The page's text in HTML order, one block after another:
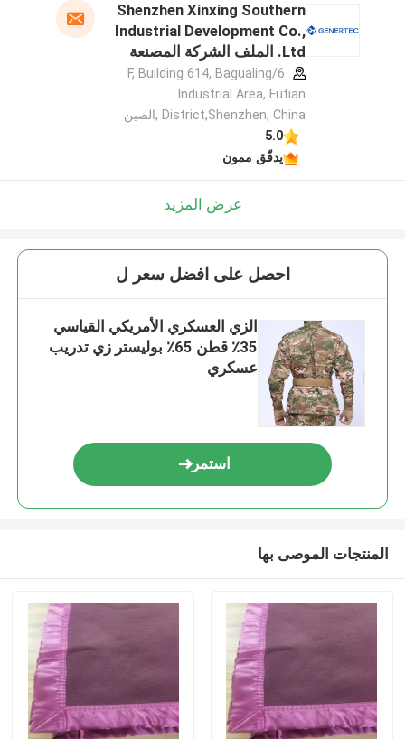
Shenzhen Xinxing Southern
Industrial Development Co.,
Ltd. الملف الشركة المصنعة
6/F, Building 614, Bagualing
Industrial Area, Futian
District,Shenzhen, China ,الصين
5.0
يدقّق ممون
عرض المزيد
احصل على افضل سعر ل
الزي العسكري الأمريكي القياسي
35٪ قطن 65٪ بوليستر زي تدريب
عسكري
استمر
المنتجات الموصى بها